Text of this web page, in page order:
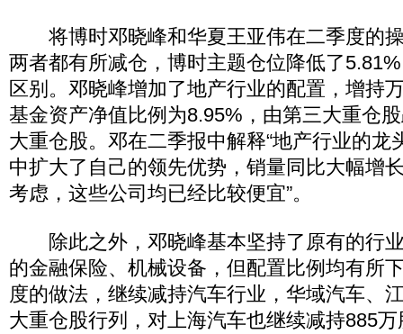
将博时邓晓峰和华夏王亚伟在二季度的
两者都有所减仓，博时主题仓位降低了
区别。邓晓峰增加了地产行业的配置，增持
基金资产净值比例为8.95%，由第三大重仓
大重仓股。邓在二季报中解释“地产行业的龙
中扩大了自己的领先优势，销量同比大幅增
考虑，这些公司均已经比较便宜”。
除此之外，邓晓峰基本坚持了原有的行
的金融保险、机械设备，但配置比例均有所
度的做法，继续减持汽车行业，华域汽车、
大重仓股行列，对上海汽车也继续减持885